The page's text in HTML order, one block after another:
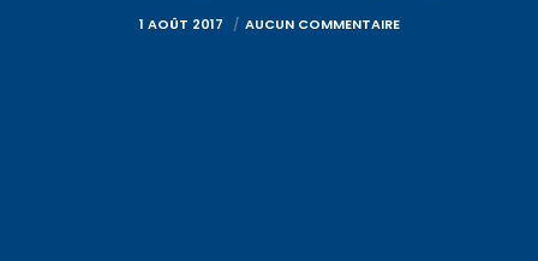
1 AOÛT 2017 AUCUN COMMENTAIRE